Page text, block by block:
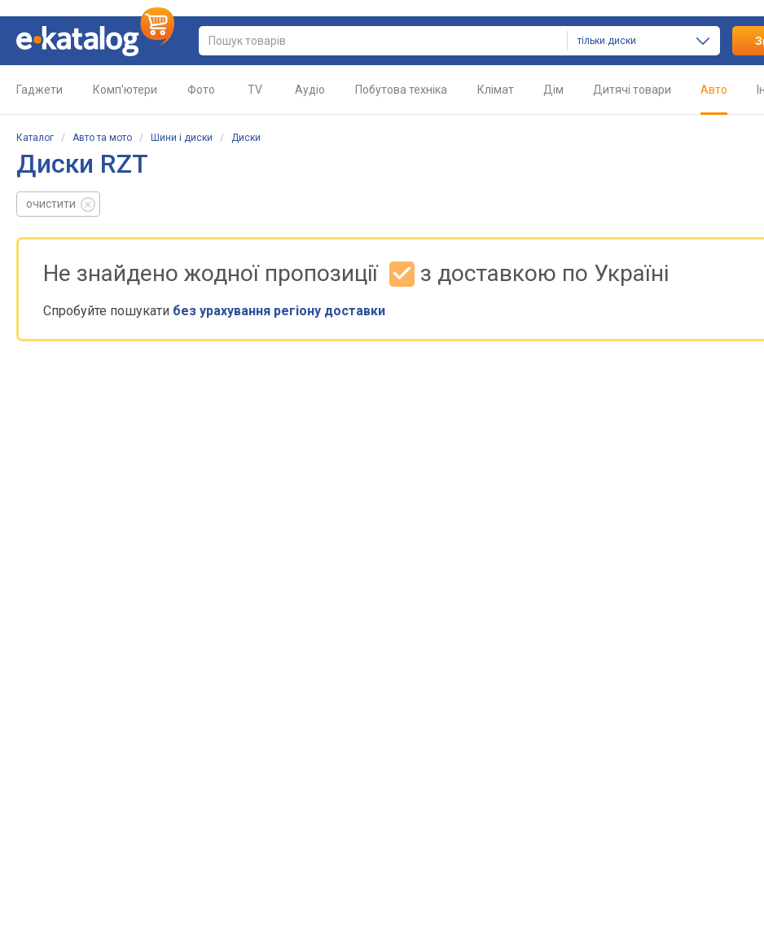
тільки диски
Гаджети Комп'ютери Фото TV Аудіо Побутова техніка Клімат Дім Дитячі товари Авто
Каталог / Авто та мото / Шини і диски / Диски
Диски RZT
очистити
Не знайдено жодної пропозиції з доставкою по Україні
Спробуйте пошукати без урахування регіону доставки